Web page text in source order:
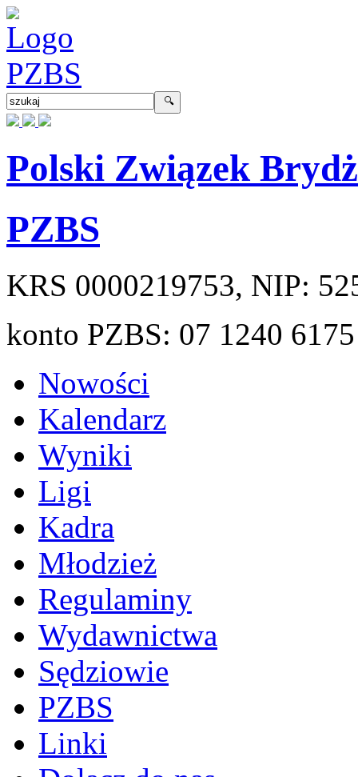
Polski Związek
PZBS
KRS 0000219753, NIP:
konto PZBS: 07 1240
Nowości
Kalendarz
Wyniki
Ligi
Kadra
Młodzież
Regulaminy
Wydawnictwa
Sędziowie
PZBS
Linki